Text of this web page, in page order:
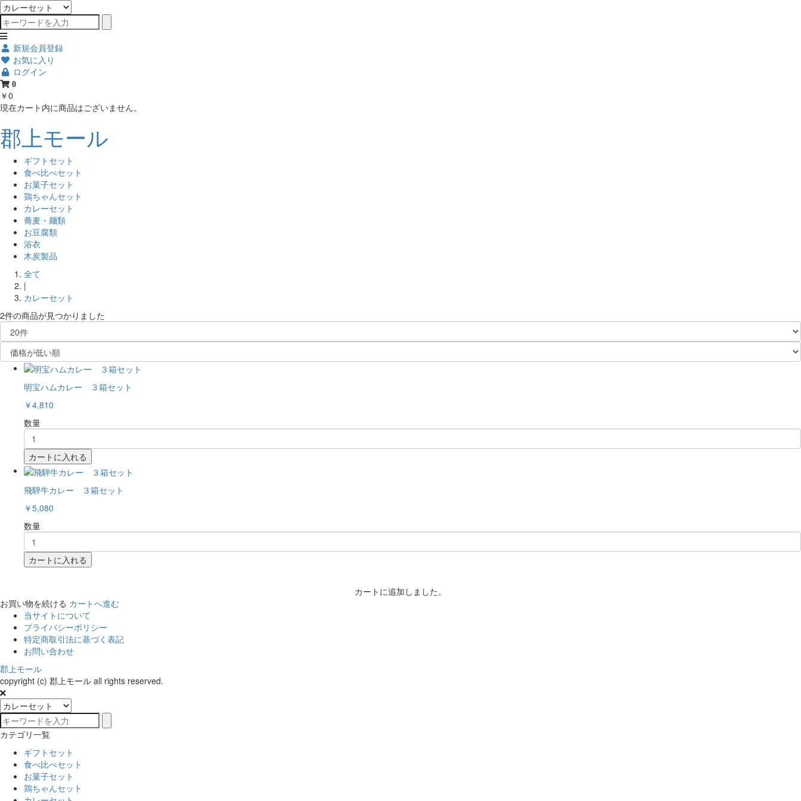
新規会員登録
お気に入り
ログイン
0
￥0
現在カート内に商品はございません。
郡上モール
ギフトセット
食べ比べセット
お菓子セット
鶏ちゃんセット
カレーセット
蕎麦・麺類
お豆腐類
浴衣
木炭製品
全て
|
カレーセット
2件の商品が見つかりました
明宝ハムカレー ３箱セット
￥4,810
数量
カートに入れる
飛騨牛カレー ３箱セット
￥5,080
数量
カートに入れる
カートに追加しました。
お買い物を続ける カートへ進む
当サイトについて
プライバシーポリシー
特定商取引法に基づく表記
お問い合わせ
郡上モール
copyright (c) 郡上モール all rights reserved.
カテゴリ一覧
ギフトセット
食べ比べセット
お菓子セット
鶏ちゃんセット